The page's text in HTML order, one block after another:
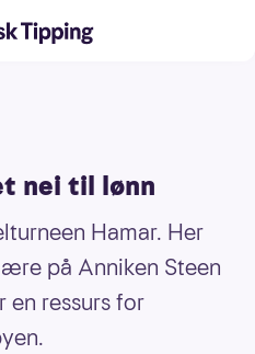
nei til lønn
Hamar. Her
på Anniken Steen
en ressurs for